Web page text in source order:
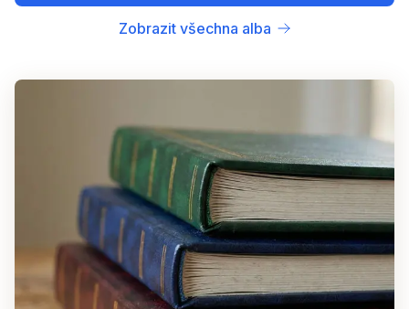
Zobrazit všechna alba